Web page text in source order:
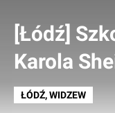
[Łódź]
Karola
ŁÓDŹ, WIDZEW